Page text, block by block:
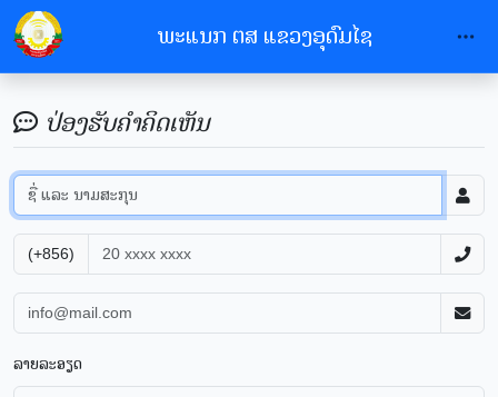
ພະແນກ ຕສ ແຂວງອຸດົມໄຊ
ປ່ອງຮັບຄຳຄິດເຫັນ
(+856)
ລາຍລະອຽດ